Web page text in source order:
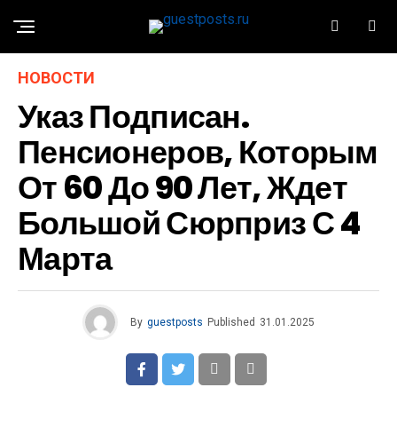
НОВОСТИ
Указ Подписан.
Пенсионеров, Которым
От 60 До 90 Лет, Ждет
Большой Сюрприз С 4
Марта
By guestposts Published 31.01.2025